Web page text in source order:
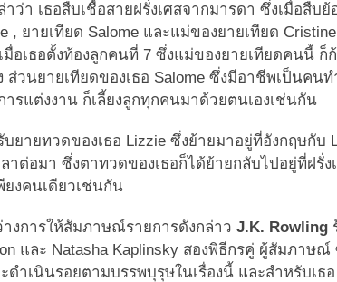
ล่าว่า เธอสืบเชื้อสายฝรั่งเศสจากมารดา ซึ่งเมื่อสื
, ยายเทียด Salome และแม่ของยายเทียด
มื่อเธอตั้งท้องลูกคนที่ 7 ซึ่งแม่ของยายเทียดคนนี้ ก็
ส่วนยายเทียดของเธอ Salome ซึ่งมีอาชีพเป็นค
ารแต่งงาน ก็เลี้ยงลูกทุกคนมาด้วยตนเองเช่นกัน
บยายทวดของเธอ Lizzie ซึ่งย้ายมาอยู่ที่อังกฤษกับ
ลาต่อมา ซึ่งตาทวดของเธอก็ได้ย้ายกลับไปอยู่ที่ฝรั่ง
พียงคนเดียวเช่นกัน
างการให้สัมภาษณ์รายการดังกล่าว J.K. Rowling
และ Natasha Kaplinsky สองพิธีกรคู่ ผู้สัมภาษ
ะดำเนินรอยตามบรรพบุรุษในเรื่องนี้ และสำหรับเ